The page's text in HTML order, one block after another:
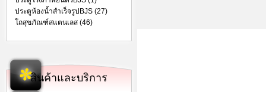
ประตูห้องน้ำสำเร็จรูปBJS (27)
โถสุขภัณฑ์สแตนเลส (46)
สินค้าและบริการ